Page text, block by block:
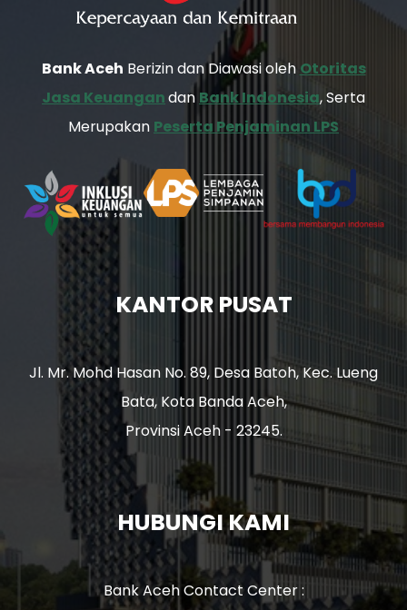
Bank Aceh Berizin dan Diawasi oleh Otoritas
Jasa Keuangandan Bank Indonesia, Serta
Merupakan Peserta Penjaminan LPS
KANTOR PUSAT
Jl. Mr. Mohd Hasan No. 89, Desa Batoh, Kec. Lueng
Bata, Kota Banda Aceh,
Provinsi Aceh - 23245.
HUBUNGI KAMI
Bank Aceh Contact Center :